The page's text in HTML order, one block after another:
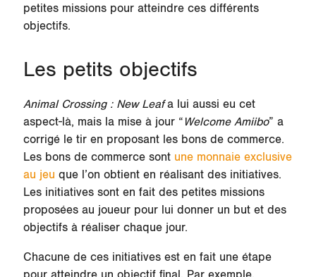
petites missions pour atteindre ces différents
objectifs.
Les petits objectifs
Animal Crossing : New Leafa lui aussi eu cet
aspect-là, mais la mise à jour “ Welcome Amiibo” a
corrigé le tir en proposant les bons de commerce.
Les bons de commerce sont une monnaie exclusive
au jeu que l’on obtient en réalisant des initiatives.
Les initiatives sont en fait des petites missions
proposées au joueur pour lui donner un but et des
objectifs à réaliser chaque jour.
Chacune de ces initiatives est en fait une étape